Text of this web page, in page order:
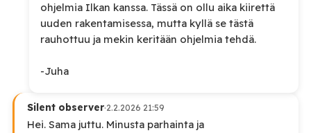
ohjelmia Ilkan kanssa. Tässä on ollu aika kiirettä
uuden rakentamisessa, mutta kyllä se tästä
rauhottuu ja mekin keritään ohjelmia tehdä.
-Juha
Silent observer·2.2.2026 21:59
Hei. Sama juttu. Minusta parhainta ja